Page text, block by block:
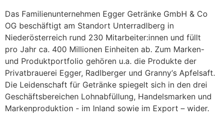
Das Familienunternehmen Egger Getränke GmbH & Co
OG beschäftigt am Standort Unterradlberg in
Niederösterreich rund 230 Mitarbeiter:innen und füllt
pro Jahr ca. 400 Millionen Einheiten ab. Zum Marken-
und Produktportfolio gehören u.a. die Produkte der
Privatbrauerei Egger, Radlberger und Granny‘s Apfelsaft.
Die Leidenschaft für Getränke spiegelt sich in den drei
Geschäftsbereichen Lohnabfüllung, Handelsmarken und
Markenproduktion - im Inland sowie im Export – wider.